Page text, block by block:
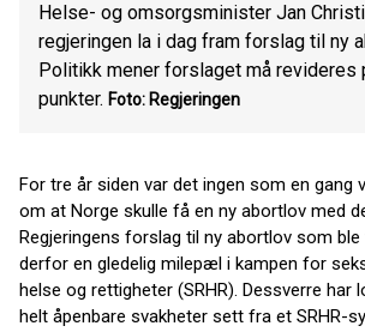
Helse- og omsorgsminister Jan
regjeringen la i dag fram forslag til ny
Politikk mener forslaget må revideres
punkter. Foto: Regjeringen
For tre år siden var det ingen som en gang
om at Norge skulle få en ny abortlov med
Regjeringens forslag til ny abortlov som
derfor en gledelig milepæl i kampen for
helse og rettigheter (SRHR). Dessverre har
helt åpenbare svakheter sett fra et SRHR-